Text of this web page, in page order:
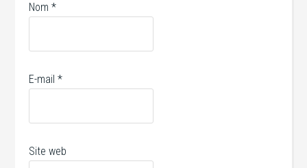
Nom*
E-mail*
Site web